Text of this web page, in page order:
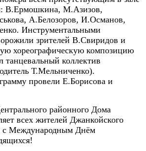
В.Ермошкина, М.Азизов,
А.Белозоров, И.Османов,
Инструментальными
зрителей В.Свиридов и
хореографическую композицию
танцевальный коллектив
Т.Мельниченко).
провели Е.Борисова и
районного Дома
всех жителей Джанкойского
с Международным Днём